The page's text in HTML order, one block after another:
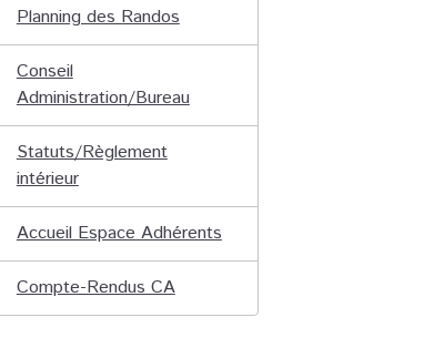
Planning des Randos
Conseil
Administration/Bureau
Statuts/Règlement
intérieur
Accueil Espace Adhérents
Compte-Rendus CA